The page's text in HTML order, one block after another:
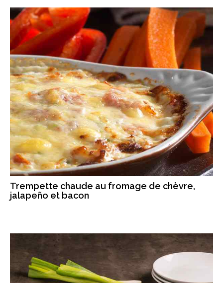
Trempette chaude au fromage de chèvre,
jalapeño et bacon